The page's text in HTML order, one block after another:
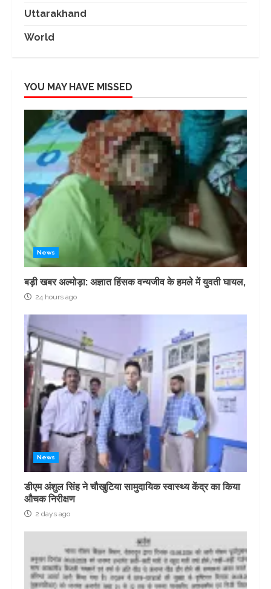
Uttarakhand
World
YOU MAY HAVE MISSED
News
बड़ी खबर अल्मोड़ा: अज्ञात हिंसक वन्यजीव के हमले में युवती घायल,
24 hours ago
News
डीएम अंशुल सिंह ने चौखुटिया सामुदायिक स्वास्थ्य केंद्र का किया
औचक निरीक्षण
2 days ago